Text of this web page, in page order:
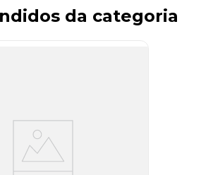
da categoria